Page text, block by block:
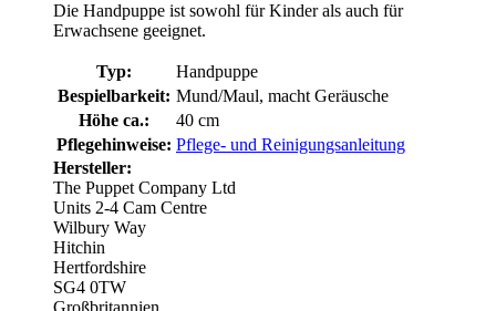
Die Handpuppe ist sowohl für Kinder als auch für
Erwachsene geeignet.
Typ:
Handpuppe
Bespielbarkeit: Mund/Maul, macht Geräusche
Höhe ca.:
40 cm
Pflegehinweise: Pflege- und Reinigungsanleitung
Hersteller:
The Puppet Company Ltd
Units 2-4 Cam Centre
Wilbury Way
Hitchin
Hertfordshire
SG4 0TW